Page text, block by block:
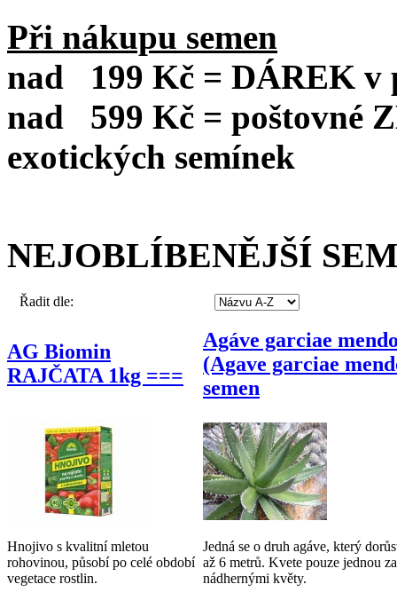
Při nákupu semen
nad 199 Kč = DÁREK v
nad 599 Kč = poštovné
exotických semínek
NEJOBLÍBENĚJŠÍ
Řadit dle:
AG Biomin
RAJČATA 1kg ===
Agáve garciae
(Agave garciae
semen
Hnojivo s kvalitní mletou
rohovinou, působí po celé období
vegetace rostlin.
Jedná se o druh agáve, který
až 6 metrů. Kvete pouze jednou
nádhernými květy.